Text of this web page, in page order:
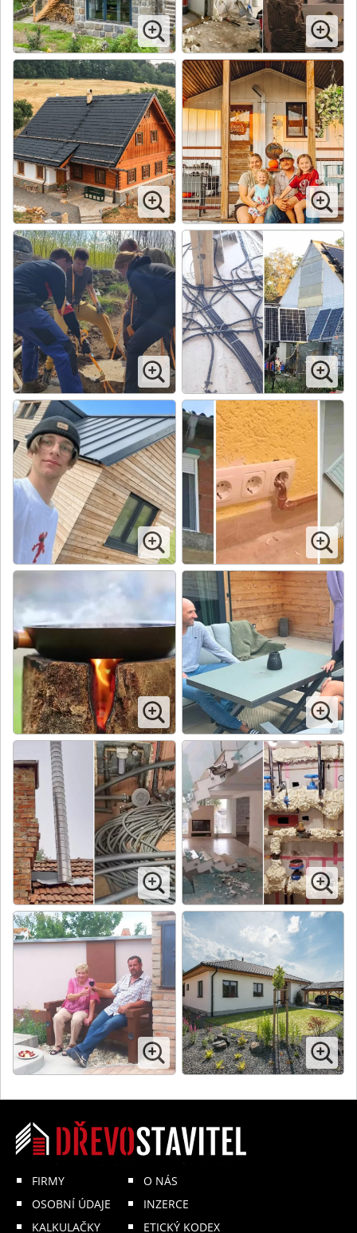
FIRMY
OSOBNÍ ÚDAJE
KALKULAČKY
O NÁS
INZERCE
ETICKÝ KODEX